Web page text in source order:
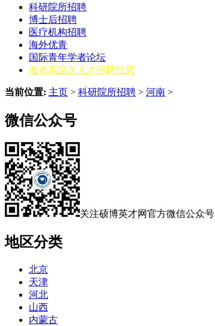
科研院所招聘
博士后招聘
医疗机构招聘
海外优青
国际青年学者论坛
发布高层次人才招聘信息
当前位置: 主页 > 科研院所招聘 > ‌‌河南 >
微信公众号
关注硕博英才网官方微信公众号
地区分类
北京
天津
河北
山西
内蒙古